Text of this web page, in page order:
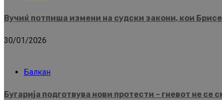
Вучиќ потпиша измени на судски закони, кои
30/01/2026
Балкан
Бугарија подготвува нови протести – гневот не се